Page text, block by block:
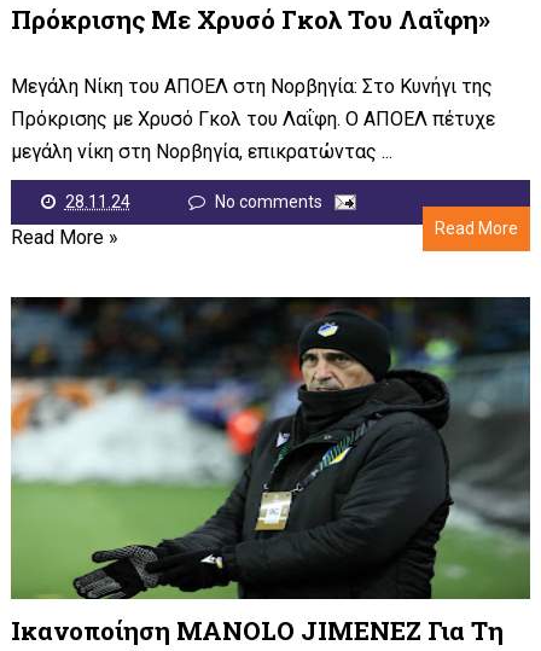
Πρόκρισης Με Χρυσό Γκολ Του Λαΐφη»
Μεγάλη Νίκη του ΑΠΟΕΛ στη Νορβηγία: Στο Κυνήγι της
Πρόκρισης με Χρυσό Γκολ του Λαΐφη. Ο ΑΠΟΕΛ πέτυχε
μεγάλη νίκη στη Νορβηγία, επικρατώντας ...
28.11.24
No comments
Read More
Read More »
Ικανοποίηση MANOLO JIMENEZ Για Τη